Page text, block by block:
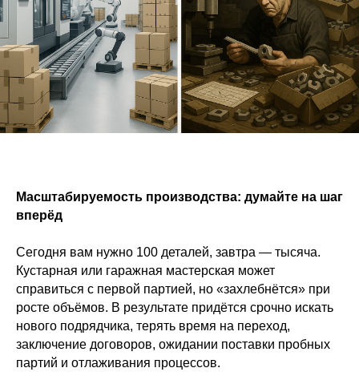
Масштабируемость производства: думайте на шаг
вперёд
Сегодня вам нужно 100 деталей, завтра — тысяча.
Кустарная или гаражная мастерская может
справиться с первой партией, но «захлебнётся» при
росте объёмов. В результате придётся срочно искать
нового подрядчика, терять время на переход,
заключение договоров, ожидании поставки пробных
партий и отлаживания процессов.
Московская область, г. Красногорск ул.
Речная д.8 (территория Красногорского
механического завода им. Зверева)
Склад: г. Красногорск, Оптический
проезд д. 2 КМЗ им. С. А. Зверева.
Контакты
Металлообработка
Изготовление деталей
Токарные работы
Все услуги
О компании
Контакты
Вакансии